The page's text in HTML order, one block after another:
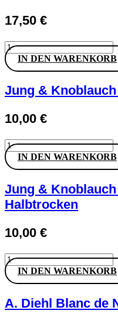
17,50 €
Dreissigacker
Chardonnay
Menge
IN DEN WARENKORB
Jung &
10,00 €
Jung
&
Knoblauch
Lieblich
Menge
IN DEN WARENKORB
Jung &
Halbtrocken
10,00 €
Jung
&
Knoblauch
Halbtrocken
Menge
IN DEN WARENKORB
A. Diehl Blanc de